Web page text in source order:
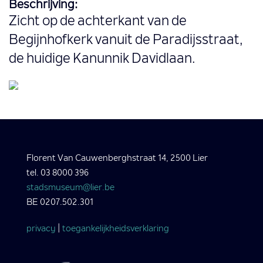
Beschrijving:
Zicht op de achterkant van de
Begijnhofkerk vanuit de Paradijsstraat,
de huidige Kanunnik Davidlaan.
Florent Van Cauwenberghstraat 14, 2500 Lier
tel. 03 8000 396
stadsmuseum@lier.be
BE 0207.502.301
privacy toegankelijkheidsverklaring